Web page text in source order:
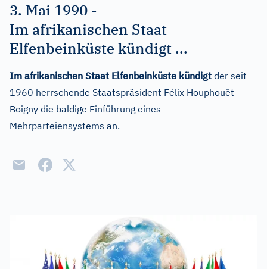
3. Mai 1990 -
Im afrikanischen Staat
Elfenbeinküste kündigt ...
Im afrikanischen Staat Elfenbeinküste kündigt der seit
1960 herrschende Staatspräsident Félix Houphouët-
Boigny die baldige Einführung eines
Mehrparteiensystems an.